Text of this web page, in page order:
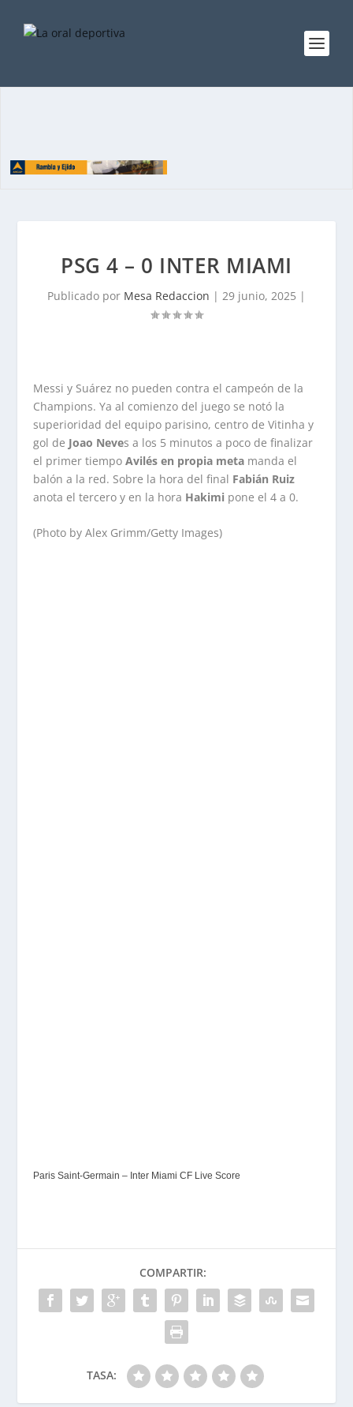
PSG 4 – 0 INTER MIAMI
Publicado por Mesa Redaccion | 29 junio, 2025 |
Messi y Suárez no pueden contra el campeón de la
Champions. Ya al comienzo del juego se notó la
superioridad del equipo parisino, centro de Vitinha y
gol de Joao Neves a los 5 minutos a poco de finalizar
el primer tiempo Avilés en propia meta manda el
balón a la red. Sobre la hora del final Fabián Ruiz
anota el tercero y en la hora Hakimi pone el 4 a 0.
(Photo by Alex Grimm/Getty Images)
Paris Saint-Germain – Inter Miami CF Live Score
COMPARTIR:
TASA: